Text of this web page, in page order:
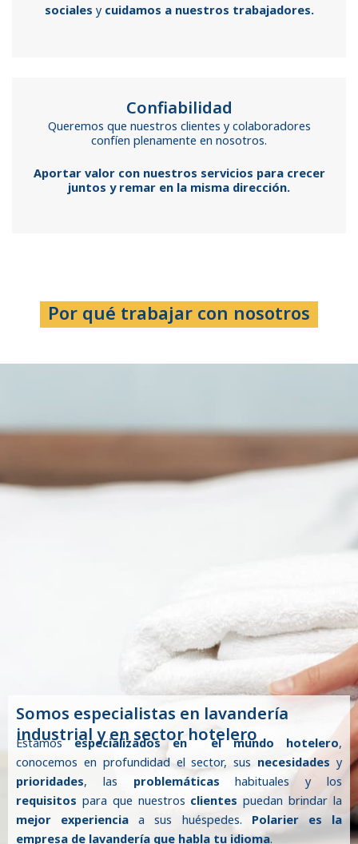
sociales y cuidamos a nuestros trabajadores.
Confiabilidad
Queremos que nuestros clientes y colaboradores
confíen plenamente en nosotros.
Aportar valor con nuestros servicios para crecer
juntos y remar en la misma dirección.
Por qué trabajar con nosotros
Somos especialistas en lavandería
industrial y en sector hotelero
Estamos especializados enel mundo hotelero,
conocemos en profundidad el sector, sus necesidadesy
prioridades, las problemáticashabituales y los
requisitos para que nuestros clientespuedan brindar la
mejor experiencia a sus huéspedes. Polarier es la
empresa de lavandería que habla tu idioma.